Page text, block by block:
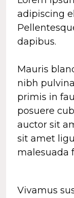
adipiscing
dapibus.
Mauris
nibh
primis in
posuere
auctor sit
sit amet
malesuada
Vivamus